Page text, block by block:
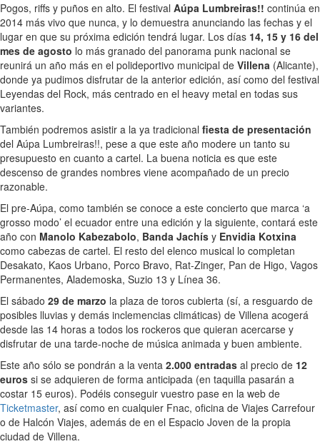
Pogos, riffs y puños en alto. El festival Aúpa Lumbreiras!! continúa en
2014 más vivo que nunca, y lo demuestra anunciando las fechas y el
lugar en que su próxima edición tendrá lugar. Los días 14, 15 y 16 del
mes de agosto lo más granado del panorama punk nacional se
reunirá un año más en el polideportivo municipal de Villena (Alicante),
donde ya pudimos disfrutar de la anterior edición, así como del festival
Leyendas del Rock, más centrado en el heavy metal en todas sus
variantes.
También podremos asistir a la ya tradicional fiesta de presentación
del Aúpa Lumbreiras!!, pese a que este año modere un tanto su
presupuesto en cuanto a cartel. La buena noticia es que este
descenso de grandes nombres viene acompañado de un precio
razonable.
El pre-Aúpa, como también se conoce a este concierto que marca ‘a
grosso modo’ el ecuador entre una edición y la siguiente, contará este
año con Manolo Kabezabolo, Banda Jachís y Envidia Kotxina
como cabezas de cartel. El resto del elenco musical lo completan
Desakato, Kaos Urbano, Porco Bravo, Rat-Zinger, Pan de Higo, Vagos
Permanentes, Alademoska, Suzio 13 y Línea 36.
El sábado 29 de marzo la plaza de toros cubierta (sí, a resguardo de
posibles lluvias y demás inclemencias climáticas) de Villena acogerá
desde las 14 horas a todos los rockeros que quieran acercarse y
disfrutar de una tarde-noche de música animada y buen ambiente.
Este año sólo se pondrán a la venta 2.000 entradas al precio de 12
euros si se adquieren de forma anticipada (en taquilla pasarán a
costar 15 euros). Podéis conseguir vuestro pase en la web de
Ticketmaster, así como en cualquier Fnac, oficina de Viajes Carrefour
o de Halcón Viajes, además de en el Espacio Joven de la propia
ciudad de Villena.